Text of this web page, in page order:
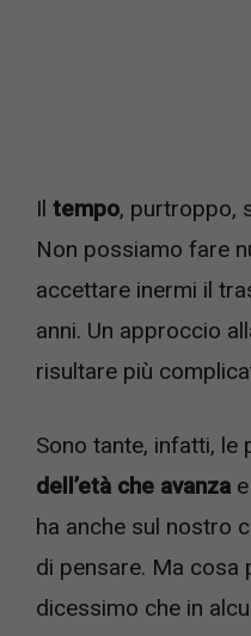
Il tempo, purtroppo,
Non possiamo fare
accettare inermi il
anni. Un approccio
risultare più
Sono tante, infatti, le
dell’età che avanza
ha anche sul nostro
di pensare. Ma cosa
dicessimo che in